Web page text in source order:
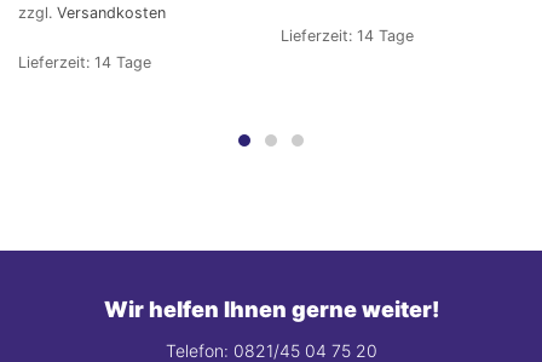
zzgl. Versandkosten
Lieferzeit: 14 Tage
Lieferzeit: 14 Tage
Wir helfen Ihnen gerne weiter!
Telefon: 0821/45 04 75 20